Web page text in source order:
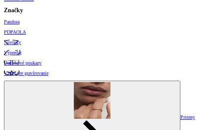
Značky
Pandora
PDPAOLA
Novinky
Výpredaj
Darčekové poukazy
Vzory pre gravírovanie
Prsteny